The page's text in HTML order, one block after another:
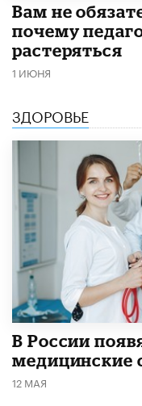
​Вам не
почему
растеряться
1 ИЮНЯ
ЗДОРОВЬЕ
В России
медицинские
12 МАЯ